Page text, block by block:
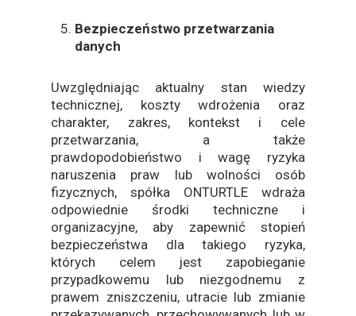
Bezpieczeństwo przetwarzania
danych
Uwzględniając aktualny stan wiedzy
technicznej, koszty wdrożenia oraz
charakter, zakres, kontekst i cele
przetwarzania, a także
prawdopodobieństwo i wagę ryzyka
naruszenia praw lub wolności osób
fizycznych, spółka ONTURTLE wdraża
odpowiednie środki techniczne i
organizacyjne, aby zapewnić stopień
bezpieczeństwa dla takiego ryzyka,
których celem jest zapobieganie
przypadkowemu lub niezgodnemu z
prawem zniszczeniu, utracie lub zmianie